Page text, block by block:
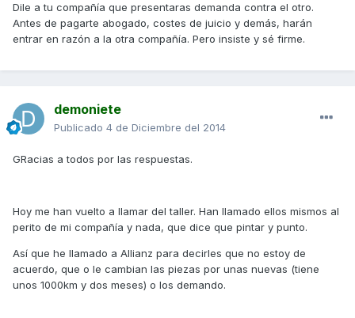
Dile a tu compañía que presentaras demanda contra el otro.
Antes de pagarte abogado, costes de juicio y demás, harán
entrar en razón a la otra compañía. Pero insiste y sé firme.
demoniete
Publicado 4 de Diciembre del 2014
GRacias a todos por las respuestas.
Hoy me han vuelto a llamar del taller. Han llamado ellos mismos al
perito de mi compañía y nada, que dice que pintar y punto.
Así que he llamado a Allianz para decirles que no estoy de
acuerdo, que o le cambian las piezas por unas nuevas (tiene
unos 1000km y dos meses) o los demando.